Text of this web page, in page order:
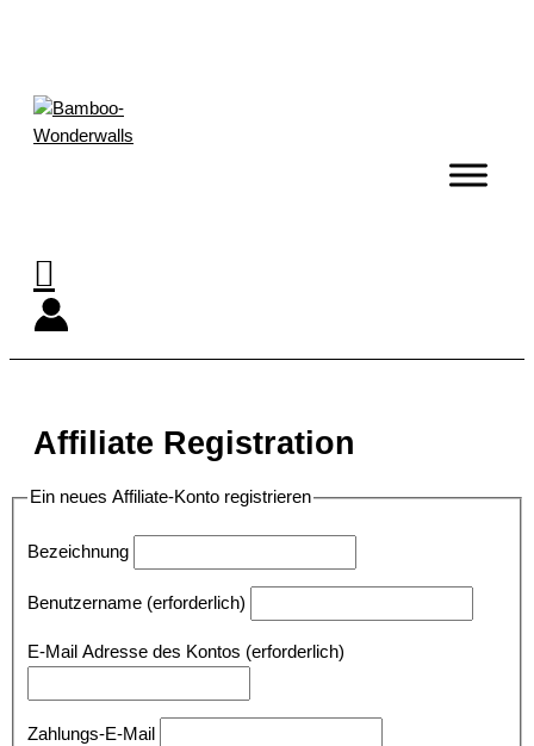
Inhalt
springen
Suchen
Affiliate Registration
Ein neues Affiliate-Konto registrieren
Bezeichnung
Benutzername (erforderlich)
E-Mail Adresse des Kontos (erforderlich)
Zahlungs-E-Mail